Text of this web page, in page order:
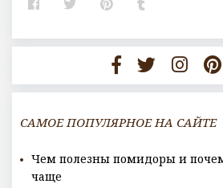
e
o
k
t
r
t
e
r
e
s
b
l
r
САМОЕ ПОПУЛЯРНОЕ НА САЙТЕ
Чем полезны помидоры и
чаще